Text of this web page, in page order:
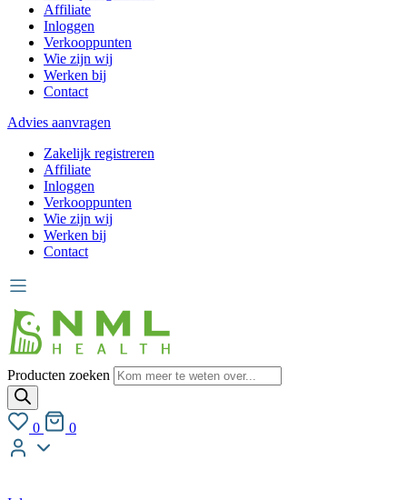
Affiliate
Inloggen
Verkooppunten
Wie zijn wij
Werken bij
Contact
Advies aanvragen
Zakelijk registreren
Affiliate
Inloggen
Verkooppunten
Wie zijn wij
Werken bij
Contact
Producten zoeken
0 0